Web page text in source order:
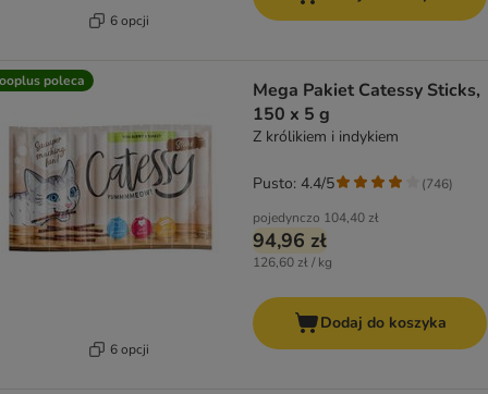
6 opcji
poleca
6 opcji
Mega Pakiet Catessy Sticks,
150 x 5 g
Z królikiem i indykiem
pojedynczo 104,40 zł
94,96 zł
126,60 zł / kg
Pusto: 4.4/5 (746)
Dodaj do koszyka